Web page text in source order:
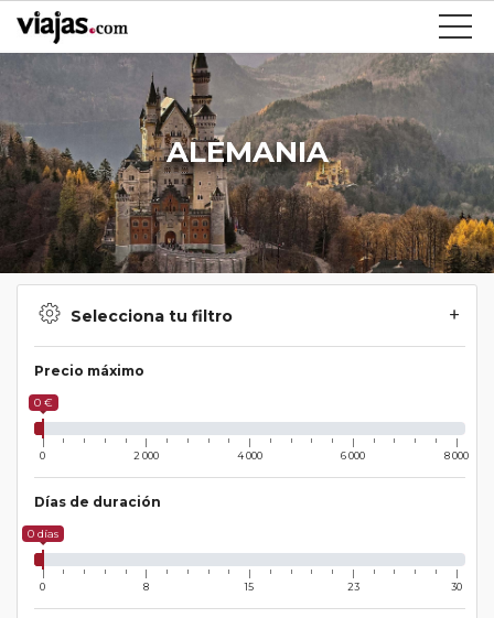
ALEMANIA
Selecciona tu filtro
Precio máximo
0 €
0 2 000 4 000 6 000 8 000
Días de duración
0 días
0 8 15 23 30